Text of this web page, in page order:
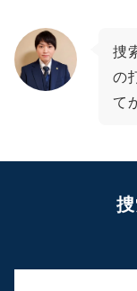
捜
の
て